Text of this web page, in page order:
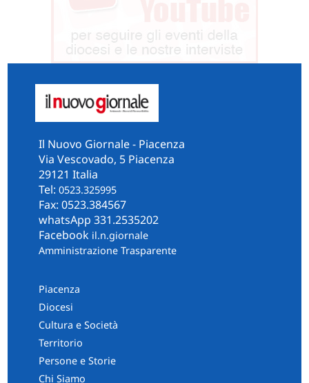
Il Nuovo Giornale - Piacenza
Via Vescovado, 5 Piacenza
29121 Italia
Tel: 0523.325995
Fax: 0523.384567
whatsApp 331.2535202
Facebook il.n.giornale
Amministrazione Trasparente
Piacenza
Diocesi
Cultura e Società
Territorio
Persone e Storie
Chi Siamo